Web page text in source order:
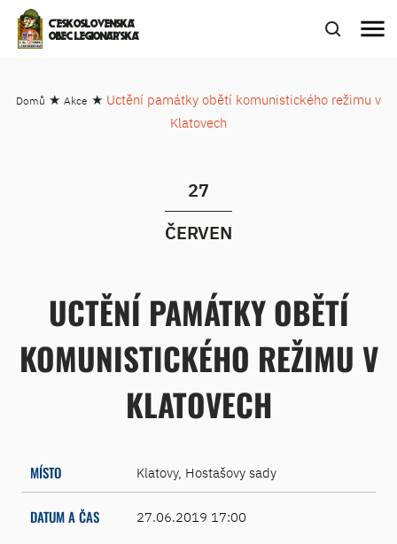
ČESKOSLOVENSKÁ
OBEC LEGIONÁŘSKÁ
menu
Domů ★ Akce ★ Uctění památky obětí komunistického režimu v
Klatovech
27
ČERVEN
UCTĚNÍ PAMÁTKY OBĚTÍ
KOMUNISTICKÉHO REŽIMU V
KLATOVECH
MÍSTO Klatovy, Hostašovy sady
DATUM A ČAS 27.06.2019 17:00